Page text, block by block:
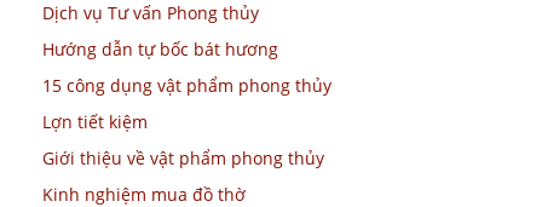
Dịch vụ Tư vấn Phong thủy
Hướng dẫn tự bốc bát hương
15 công dụng vật phẩm phong thủy
Lợn tiết kiệm
Giới thiệu về vật phẩm phong thủy
Kinh nghiệm mua đồ thờ